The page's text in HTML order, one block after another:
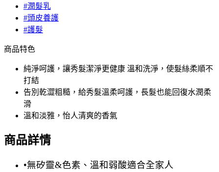
#潤髮乳
#頭皮養護
#護髮
商品特色
純淨呵護，讓秀髮潔淨更健康 溫和洗淨，使髮絲柔順不
打結
告別乾澀粗糙，給秀髮溫柔呵護，長髮也能回復水潤柔
滑
溫和淡雅，怡人清爽的香氣
商品詳情
•無矽靈&色素、溫和弱酸適合全家人